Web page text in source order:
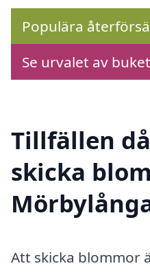
Populära
Se urvalet av
Tillfällen
skicka
Att skicka blommor